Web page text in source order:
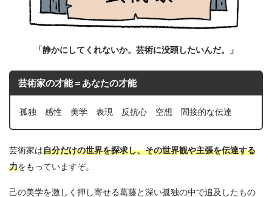
「静かにしてくれないか。芸術に没頭したいんだ。」
芸術家の才能＝あなたの才能
孤独 感性 美学 表現 反抗心 空想 間接的な伝達
芸術家は自分だけの世界を探求し、その世界観や主張を伝達する
力をもっていますぞ。
己の美学を激しく押し寄せる葛藤と深い孤独の中で追及したもの